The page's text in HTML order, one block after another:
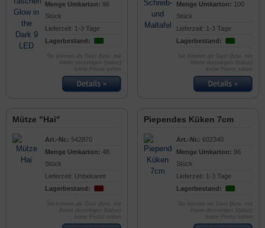
Menge Umkarton: 96
Stück
Lieferzeit: 1-3 Tage
Lagerbestand:
Sie können als Gast (bzw. mit
Ihrem derzeitigen Status)
keine Preise sehen
Menge Umkarton: 100
Stück
Lieferzeit: 1-3 Tage
Lagerbestand:
Sie können als Gast (bzw. mit
Ihrem derzeitigen Status)
keine Preise sehen
Mütze "Hai"
Art.-Nr.: 542870
Menge Umkarton: 48
Stück
Lieferzeit: Unbekannt
Lagerbestand:
Sie können als Gast (bzw. mit
Ihrem derzeitigen Status)
keine Preise sehen
Piependes Küken 7cm
Art.-Nr.: 602340
Menge Umkarton: 96
Stück
Lieferzeit: 1-3 Tage
Lagerbestand:
Sie können als Gast (bzw. mit
Ihrem derzeitigen Status)
keine Preise sehen